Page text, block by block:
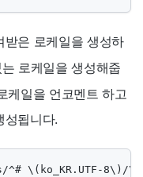
받은 로케일을 생성하
로케일을 생성해줍
케일을 언코멘트 하고
성됩니다.
^# \(ko_KR.UTF-